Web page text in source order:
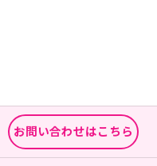
お問い合わせはこちら